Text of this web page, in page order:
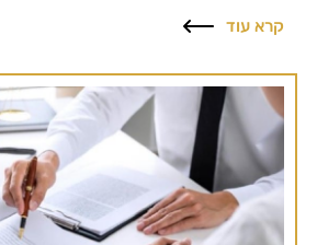
קרא עוד